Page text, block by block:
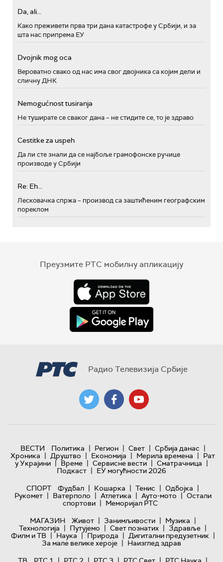
Da, ali...
Како преживети прва три дана катастрофе у Србији, и за
шта нас припрема ЕУ
Dvojnik mog oca
Вероватно свако од нас има свог двојника са којим дели и
сличну ДНК
Nemogućnost tusiranja
Не туширате се сваког дана – не стидите се, то је здраво
Cestitke za uspeh
Да ли сте знали да се најбоље грамофонске ручице
производе у Србији
Re: Eh...
Лесковачка спржа – производ са заштићеним географским
пореклом
Преузмите РТС мобилну апликацију
Радио Телевизија Србије
ВЕСТИ Политика | Регион | Свет | Србија данас |
Хроника | Друштво | Економија | Мерила времена | Рат
у Украјини | Време | Сервисне вести | Сматрачница |
Подкаст | ЕУ могућности 2026
СПОРТ
Фудбал | Кошарка | Тенис | Одбојка |
Рукомет | Ватерполо | Атлетика | Ауто-мото | Остали
спортови | Меморијал РТС
МАГАЗИН
Живот | Занимљивости | Музика |
Технологијa | Путујемо | Свет познатих | Здравље |
Филм и ТВ | Наука | Природа | Дигитални предузетник |
За мале велике хероје | Наизглед здрав